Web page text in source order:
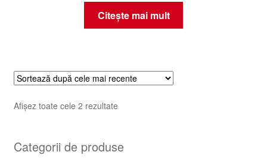
Citește mai mult
Afișez toate cele 2 rezultateSortat
mai
Categorii de produse